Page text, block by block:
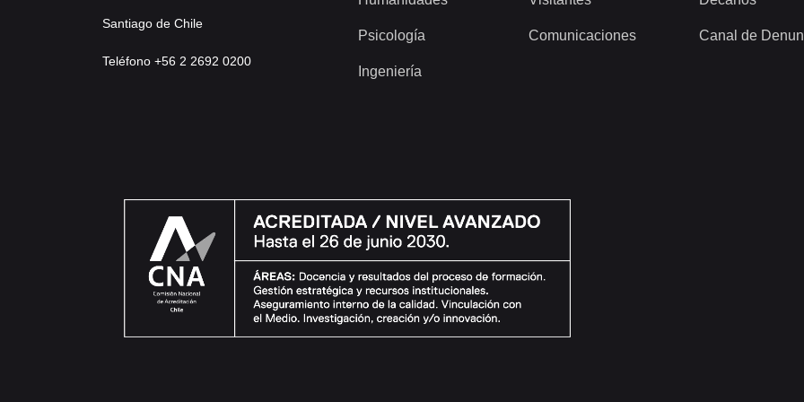
Santiago de Chile
Teléfono +56 2 2692 0200
Psicología
Ingeniería
Comunicaciones Canal de